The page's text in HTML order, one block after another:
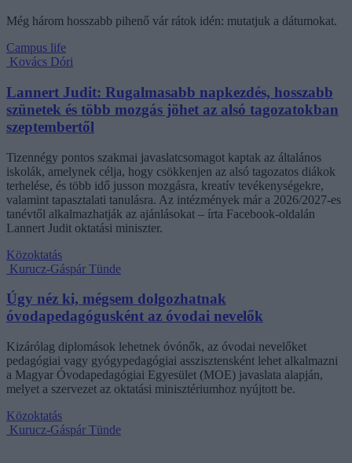
Még három hosszabb pihenő vár rátok idén: mutatjuk a dátumokat.
Campus life
Kovács Dóri
Lannert Judit: Rugalmasabb napkezdés, hosszabb
szünetek és több mozgás jöhet az alsó tagozatokban
szeptembertől
Tizennégy pontos szakmai javaslatcsomagot kaptak az általános
iskolák, amelynek célja, hogy csökkenjen az alsó tagozatos diákok
terhelése, és több idő jusson mozgásra, kreatív tevékenységekre,
valamint tapasztalati tanulásra. Az intézmények már a 2026/2027-es
tanévtől alkalmazhatják az ajánlásokat – írta Facebook-oldalán
Lannert Judit oktatási miniszter.
Közoktatás
Kurucz-Gáspár Tünde
Úgy néz ki, mégsem dolgozhatnak
óvodapedagógusként az óvodai nevelők
Kizárólag diplomások lehetnek óvónők, az óvodai nevelőket
pedagógiai vagy gyógypedagógiai asszisztensként lehet alkalmazni
a Magyar Óvodapedagógiai Egyesület (MOE) javaslata alapján,
melyet a szervezet az oktatási minisztériumhoz nyújtott be.
Közoktatás
Kurucz-Gáspár Tünde